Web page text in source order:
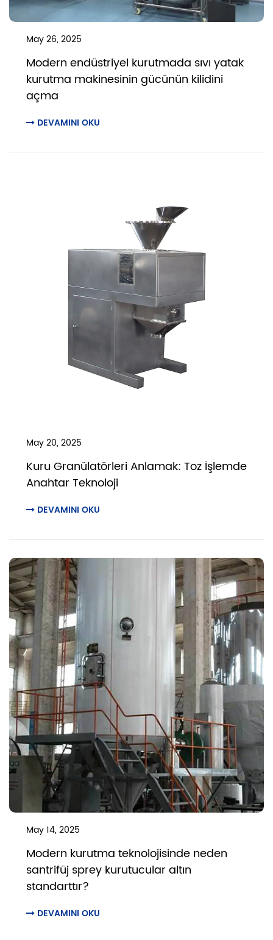
May 26, 2025
Modern endüstriyel kurutmada sıvı yatak
kurutma makinesinin gücünün kilidini
açma
DEVAMINI OKU
May 20, 2025
Kuru Granülatörleri Anlamak: Toz İşlemde
Anahtar Teknoloji
DEVAMINI OKU
May 14, 2025
Modern kurutma teknolojisinde neden
santrifüj sprey kurutucular altın
standarttır?
DEVAMINI OKU